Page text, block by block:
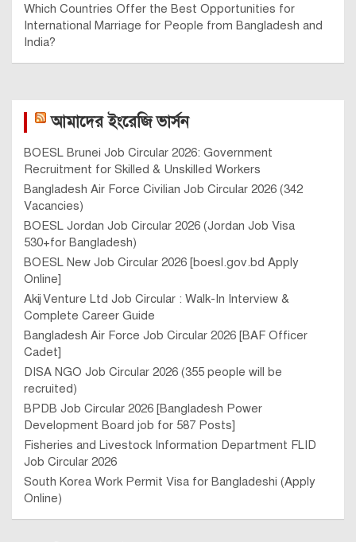
Which Countries Offer the Best Opportunities for
International Marriage for People from Bangladesh and
India?
আমাদের ইংরেজি ভার্সন
BOESL Brunei Job Circular 2026: Government
Recruitment for Skilled & Unskilled Workers
Bangladesh Air Force Civilian Job Circular 2026 (342
Vacancies)
BOESL Jordan Job Circular 2026 (Jordan Job Visa
530+for Bangladesh)
BOESL New Job Circular 2026 [boesl.gov.bd Apply
Online]
Akij Venture Ltd Job Circular : Walk-In Interview &
Complete Career Guide
Bangladesh Air Force Job Circular 2026 [BAF Officer
Cadet]
DISA NGO Job Circular 2026 (355 people will be
recruited)
BPDB Job Circular 2026 [Bangladesh Power
Development Board job for 587 Posts]
Fisheries and Livestock Information Department FLID
Job Circular 2026
South Korea Work Permit Visa for Bangladeshi (Apply
Online)